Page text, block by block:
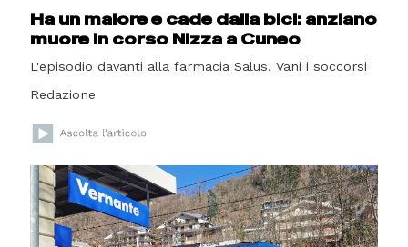
Ha un malore e cade dalla bici: anziano
muore in corso Nizza a Cuneo
L'episodio davanti alla farmacia Salus. Vani i soccorsi
Redazione